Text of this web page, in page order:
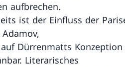
aufbrechen.
ist der Einfluss der
Dürrenmatts
Literarisches